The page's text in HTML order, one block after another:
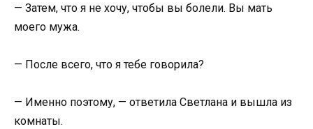
— Затем, что я не хочу, чтобы вы болели. Вы мать
моего мужа.
— После всего, что я тебе говорила?
— Именно поэтому, — ответила Светлана и вышла из
комнаты.